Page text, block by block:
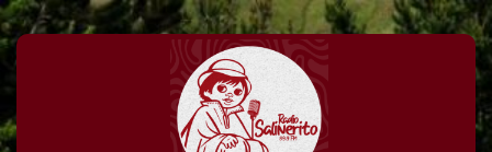
Skip
to
content